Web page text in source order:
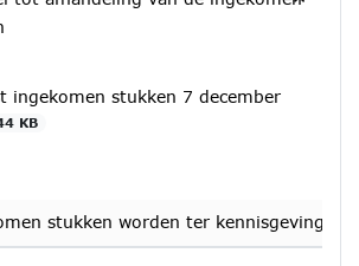
ingekomen stukken 7 december
KB
stukken worden ter kennisgeving